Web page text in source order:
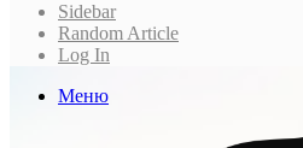
Sidebar
Random Article
Log In
Меню